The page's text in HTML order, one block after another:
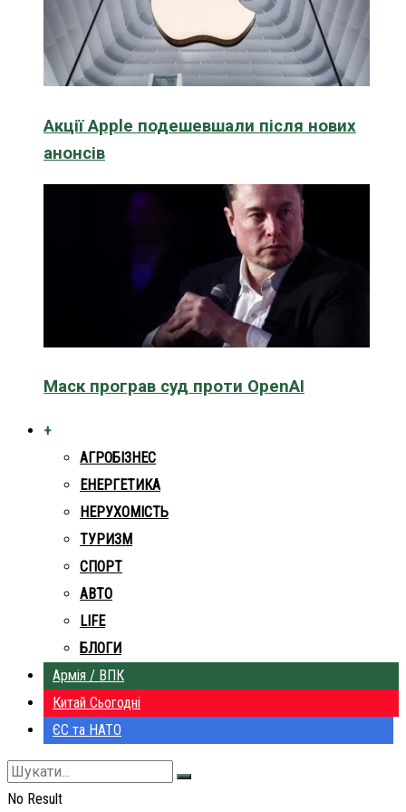
Акції Apple подешевшали після нових
анонсів
Маск програв суд проти OpenAI
+
АГРОБІЗНЕС
ЕНЕРГЕТИКА
НЕРУХОМІСТЬ
ТУРИЗМ
СПОРТ
АВТО
LIFE
БЛОГИ
Армія / ВПК
Китай Сьогодні
ЄС та НАТО
No Result